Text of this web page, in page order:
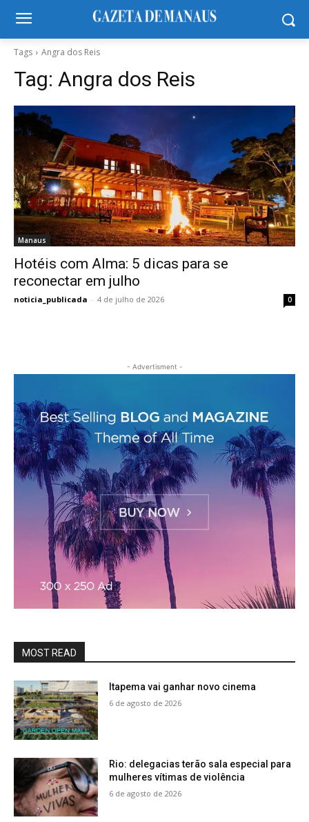
Tags Angra dos Reis
Tag: Angra dos Reis
Manaus
Hotéis com Alma: 5 dicas para se
reconectar em julho
noticia_publicada - 4 de julho de 2026 0
- Advertisment -
MOST READ
Itapema vai ganhar novo cinema
6 de agosto de 2026
Rio: delegacias terão sala especial para
mulheres vítimas de violência
6 de agosto de 2026